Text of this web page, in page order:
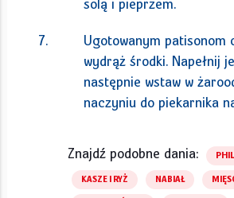
solą i pieprzem.
Ugotowanym patisonom
wydrąż środki. Napełnij
następnie wstaw w
naczyniu do piekarnika
Znajdź podobne dania:
KASZE I RYŻ NABIAŁ